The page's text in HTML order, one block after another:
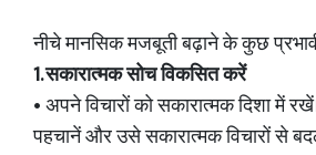
नीचे मानसिक मजबूती बढ़ाने के कुछ
1. सकारात्मक सोच विकसित करें
• अपने विचारों को सकारात्मक दिशा में
पहचानें और उसे सकारात्मक विचारों से